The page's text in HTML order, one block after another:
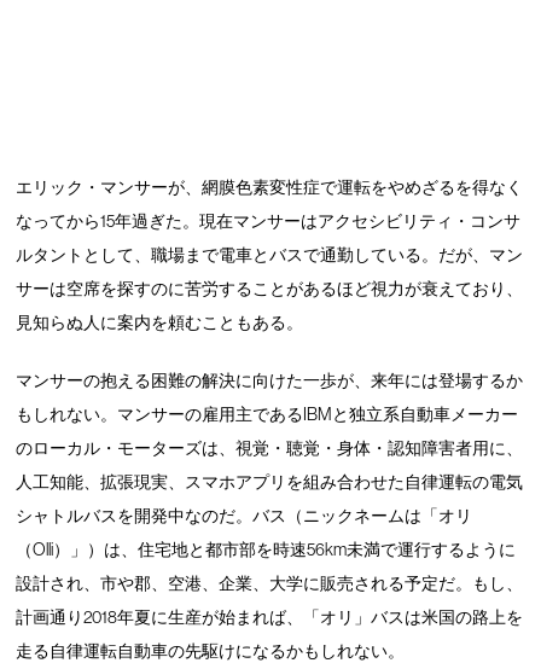
エリック・マンサーが、網膜色素変性症で運転をやめざるを得なく
なってから15年過ぎた。現在マンサーはアクセシビリティ・コンサ
ルタントとして、職場まで電車とバスで通勤している。だが、マン
サーは空席を探すのに苦労することがあるほど視力が衰えており、
見知らぬ人に案内を頼むこともある。
マンサーの抱える困難の解決に向けた一歩が、来年には登場するか
もしれない。マンサーの雇用主であるIBMと独立系自動車メーカー
のローカル・モーターズは、視覚・聴覚・身体・認知障害者用に、
人工知能、拡張現実、スマホアプリを組み合わせた自律運転の電気
シャトルバスを開発中なのだ。バス（ニックネームは「オリ
（Olli）」）は、住宅地と都市部を時速56km未満で運行するように
設計され、市や郡、空港、企業、大学に販売される予定だ。もし、
計画通り2018年夏に生産が始まれば、「オリ」バスは米国の路上を
走る自律運転自動車の先駆けになるかもしれない。